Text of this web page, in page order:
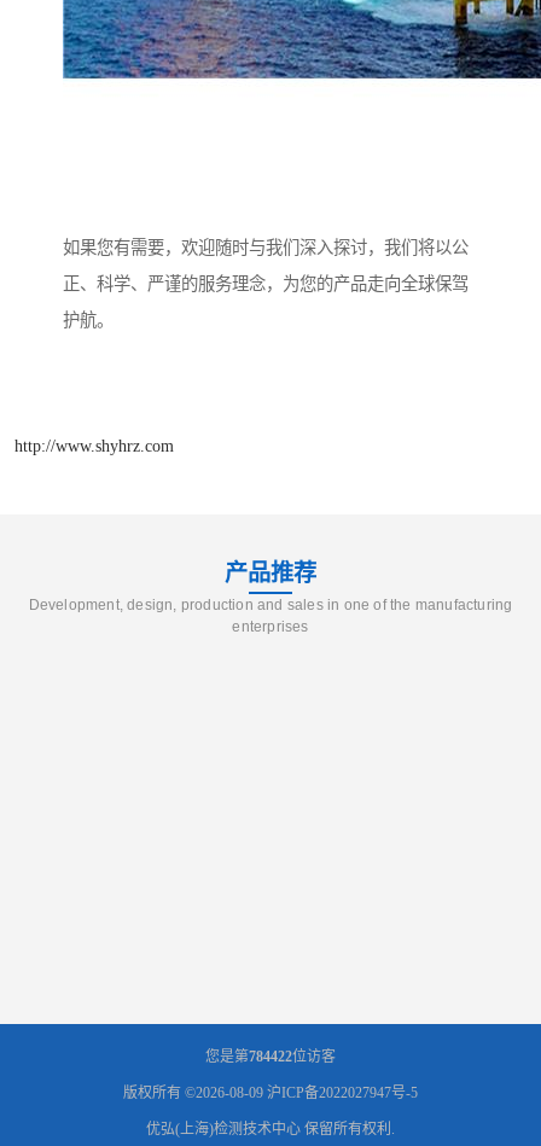
如果您有需要，欢迎随时与我们深入探讨，我们将以公
正、科学、严谨的服务理念，为您的产品走向全球保驾
护航。
http://www.shyhrz.com
产品推荐
Development, design, production and sales in one of the manufacturing
enterprises
您是第784422位访客
版权所有 ©2026-08-09 沪ICP备2022027947号-5
优弘(上海)检测技术中心 保留所有权利.